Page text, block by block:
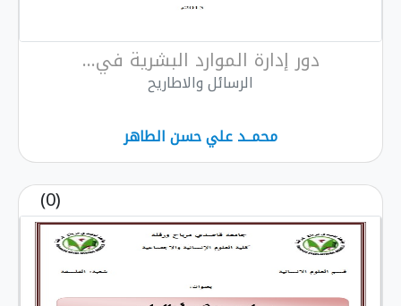
دور إدارة الموارد البشرية في...
الرسائل والاطاريح
محمــد علي حسن الطاهر
(0)